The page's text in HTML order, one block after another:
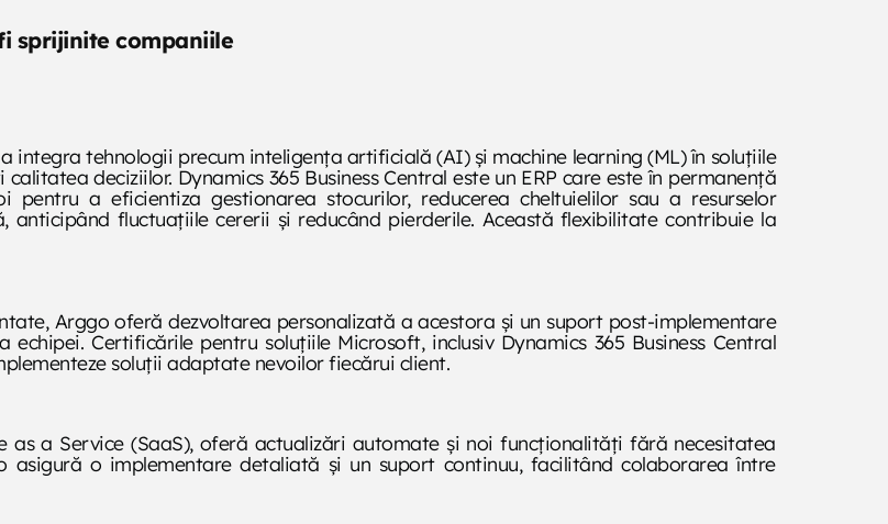
sprijinite companiile
tehnologii precum inteligența artificială (AI) și machine learning (ML) în soluțiile
deciziilor. Dynamics 365 Business Central este un ERP care este în permanență
a eficientiza gestionarea stocurilor, reducerea cheltuielilor sau a resurselor
anticipând fluctuațiile cererii și reducând pierderile. Această flexibilitate contribuie la
Arggo oferă dezvoltarea personalizată a acestora și un suport post-implementare
Certificările pentru soluțiile Microsoft, inclusiv Dynamics 365 Business Central
soluții adaptate nevoilor fiecărui client.
as a Service (SaaS), oferă actualizări automate și noi funcționalități fără necesitatea
asigură o implementare detaliată și un suport continuu, facilitând colaborarea între